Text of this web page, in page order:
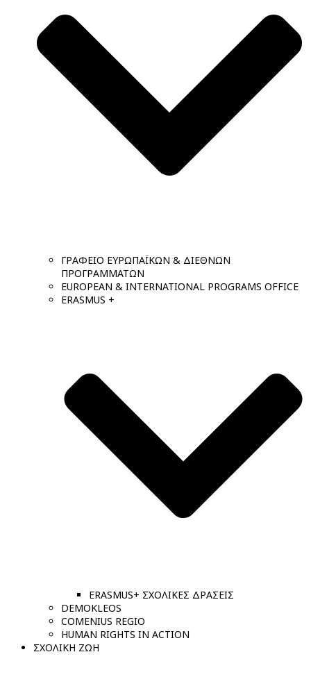
ΓΡΑΦΕΙΟ ΕΥΡΩΠΑΪΚΩΝ & ΔΙΕΘΝΩΝ
ΠΡΟΓΡΑΜΜΑΤΩΝ
EUROPEAN & INTERNATIONAL PROGRAMS OFFICE
ERASMUS +
ERASMUS+ ΣΧΟΛΙΚΕΣ ΔΡΑΣΕΙΣ
DEMOKLEOS
COMENIUS REGIO
HUMAN RIGHTS IN ACTION
ΣΧΟΛΙΚΗ ΖΩΗ